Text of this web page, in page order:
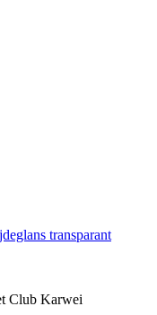
transparant
Club Karwei